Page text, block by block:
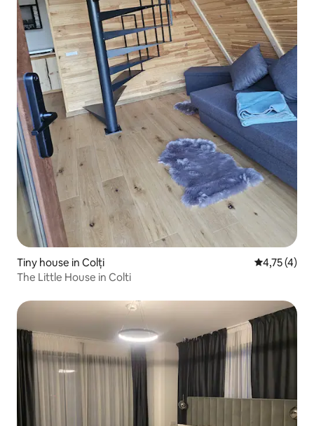
Tiny house in Colți
4,75 (4)
The Little House in Colti